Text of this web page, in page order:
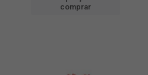
comprar